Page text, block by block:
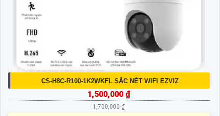
CS-H8C-R100-1K2WKFL SẮC NÉT WIFI EZVIZ
1,500,000 ₫
1,700,000 ₫